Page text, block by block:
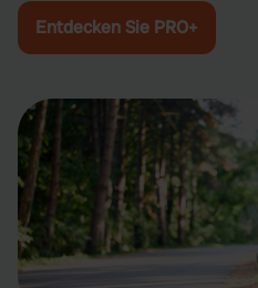
Entdecken Sie PRO+